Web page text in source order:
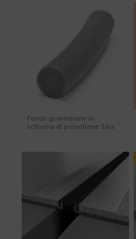
Fondo guarnizione in
schiuma di polietilene Sika